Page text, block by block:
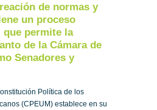
de normas y
un proceso
que permite la
de la Cámara de
Senadores y
Política de los
(CPEUM) establece en su